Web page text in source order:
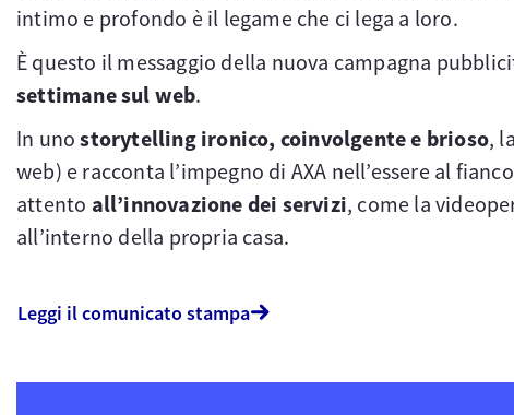
intimo e profondo è il legame che ci lega a loro.
È questo il messaggio della nuova campagna
settimane sul web.
In unostorytelling ironico, coinvolgente e brioso,
web) e racconta l’impegno di AXA nell’essere al
attento all’innovazione dei servizi, come la
all’interno della propria casa.
Leggi il comunicato stampa